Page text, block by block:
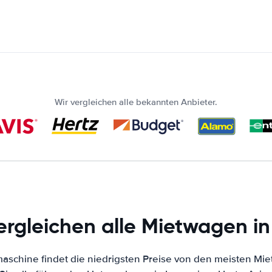
Wir vergleichen alle bekannten Anbieter.
alle Mietwagen in
findet die niedrigsten Preise von den meisten